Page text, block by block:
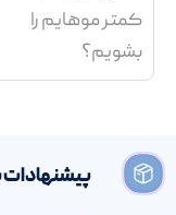
کمتر موهایم را
بشویم؟
پیشنهادات